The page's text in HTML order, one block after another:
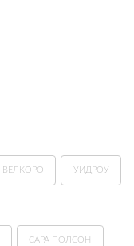
ВЕЛКОРО УИДРОУ
САРА ПОЛСОН